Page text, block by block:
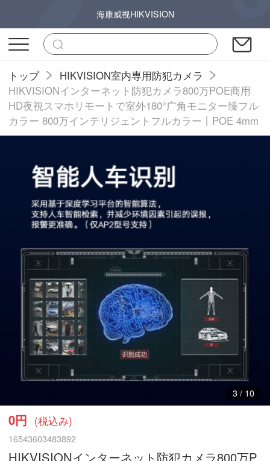
海康威视HIKVISION
トップ
HIKVISION室内専用防犯カメラ
HIKVISIONインターネット防犯カメラ800万POE商用
HD夜視スマホリモートで室外180°广角モニター臻フル
カラー 800万インテリジェントフルカラー丨POE 4mm
3/ 10
0円 (税込み)
16543603483892
HIKVISIONインターネット防犯カメラ800万P